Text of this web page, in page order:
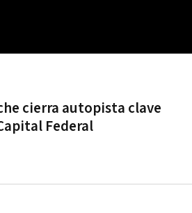
cierra autopista clave
Federal